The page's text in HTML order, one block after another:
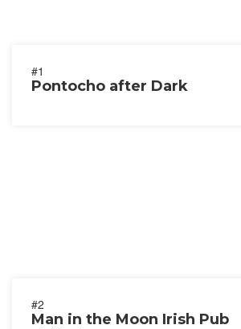
#1
Pontocho after Dark
#2
Man in the Moon Irish Pub